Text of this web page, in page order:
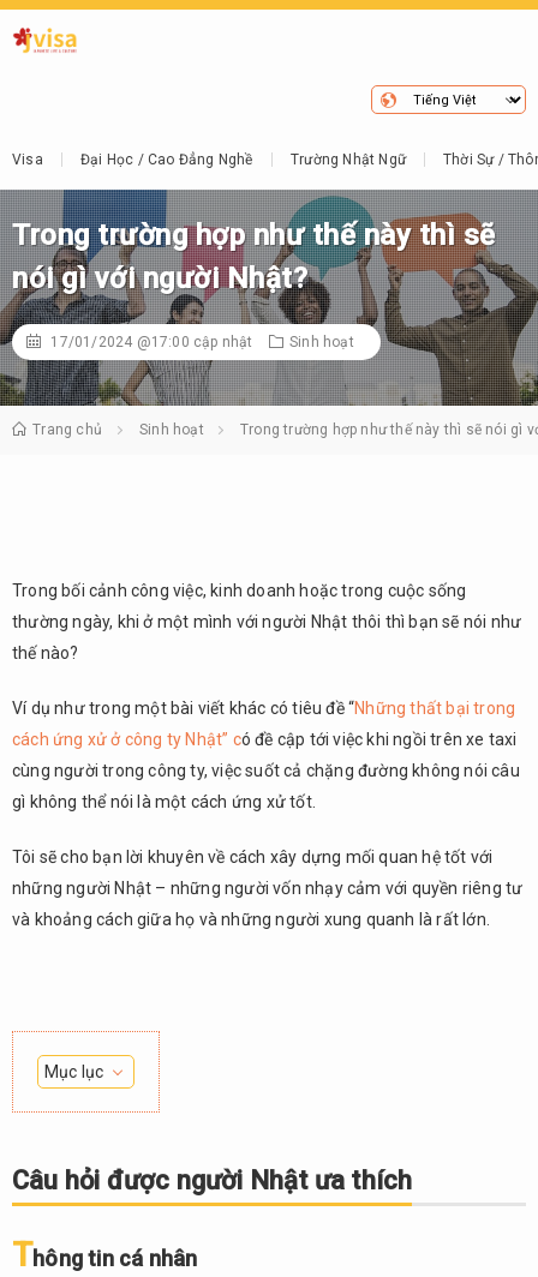
Visa Đại Học / Cao Đẳng Nghề Trường Nhật Ngữ Thời Sự /
Trong trường hợp như thế này thì sẽ
nói gì với người Nhật?
17/01/2024 @17:00 cập nhật Sinh hoạt
Trang chủ Sinh hoạt Trong trường hợp như thế này thì sẽ nói gì
Trong bối cảnh công việc, kinh doanh hoặc trong cuộc sống
thường ngày, khi ở một mình với người Nhật thôi thì bạn sẽ nói như
thế nào?
Ví dụ như trong một bài viết khác có tiêu đề “Những thất bại trong
cách ứng xử ở công ty Nhật” có đề cập tới việc khi ngồi trên xe taxi
cùng người trong công ty, việc suốt cả chặng đường không nói câu
gì không thể nói là một cách ứng xử tốt.
Tôi sẽ cho bạn lời khuyên về cách xây dựng mối quan hệ tốt với
những người Nhật – những người vốn nhạy cảm với quyền riêng tư
và khoảng cách giữa họ và những người xung quanh là rất lớn.
Mục lục
1.
hỏi
được
ưa
Câu hỏi được người Nhật ưa thích
Thông tin cá nhân